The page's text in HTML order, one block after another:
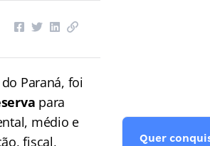
Paraná, foi
para
médio e
fiscal,
Quer